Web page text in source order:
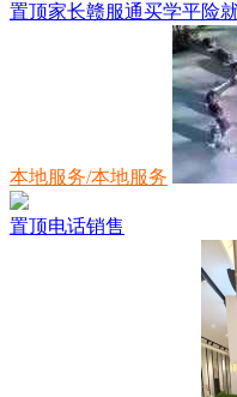
置顶家长赣服通买学平险
本地服务/本地服务
置顶电话销售